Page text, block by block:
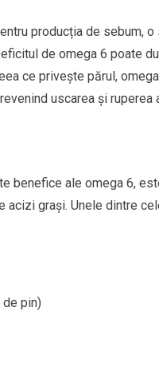
producția de sebum,
de omega 6 poate
ce privește părul,
uscarea și ruperea
benefice ale omega 6,
grași. Unele dintre
pin)